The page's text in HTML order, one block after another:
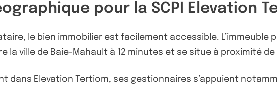
pour la SCPI Elevation
le bien immobilier est facilement accessible. L’immeuble
ville de Baie-Mahault à 12 minutes et se situe à proximité de
dans Elevation Tertiom, ses gestionnaires s’appuient